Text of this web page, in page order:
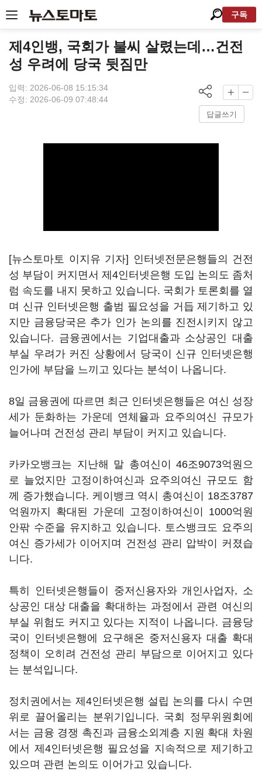
구독
제4인뱅, 국회가 불씨 살렸는데…건전
성 우려에 당국 뒷짐만
입력: 2026-06-08 15:15:34
수정: 2026-06-09 07:48:44
답글쓰기
[뉴스토마토 이지유 기자] 인터넷전문은행들의 건전
성 부담이 커지면서 제4인터넷은행 도입 논의도 좀처
럼 속도를 내지 못하고 있습니다. 국회가 토론회를 열
며 신규 인터넷은행 출범 필요성을 거듭 제기하고 있
지만 금융당국은 추가 인가 논의를 진전시키지 않고
있습니다. 금융권에서는 기업대출과 소상공인 대출
부실 우려가 커진 상황에서 당국이 신규 인터넷은행
인가에 부담을 느끼고 있다는 분석이 나옵니다.
8일 금융권에 따르면 최근 인터넷은행들은 여신 성장
세가 둔화하는 가운데 연체율과 요주의여신 규모가
늘어나며 건전성 관리 부담이 커지고 있습니다.
카카오뱅크는 지난해 말 총여신이 46조9073억원으
로 늘었지만 고정이하여신과 요주의여신 규모도 함
께 증가했습니다. 케이뱅크 역시 총여신이 18조3787
억원까지 확대된 가운데 고정이하여신이 1000억원
안팎 수준을 유지하고 있습니다. 토스뱅크도 요주의
여신 증가세가 이어지며 건전성 관리 압박이 커졌습
니다.
특히 인터넷은행들이 중저신용자와 개인사업자, 소
상공인 대상 대출을 확대하는 과정에서 관련 여신의
부실 위험도 커지고 있다는 지적이 나옵니다. 금융당
국이 인터넷은행에 요구해온 중저신용자 대출 확대
정책이 오히려 건전성 관리 부담으로 이어지고 있다
는 분석입니다.
정치권에서는 제4인터넷은행 설립 논의를 다시 수면
위로 끌어올리는 분위기입니다. 국회 정무위원회에
서는 금융 경쟁 촉진과 금융소외계층 지원 확대 차원
에서 제4인터넷은행 필요성을 지속적으로 제기하고
있으며 관련 논의도 이어가고 있습니다.